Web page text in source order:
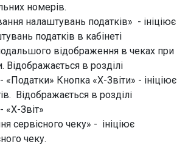
номерів.
налаштувань податків» - ініціює
податків в кабінеті
відображення в чеках при
Відображається в розділі
Кнопка «Х-Звіти» - ініціює
Відображається в розділі
«Х-Звіт»
сервісного чеку» - ініціює
чеку.